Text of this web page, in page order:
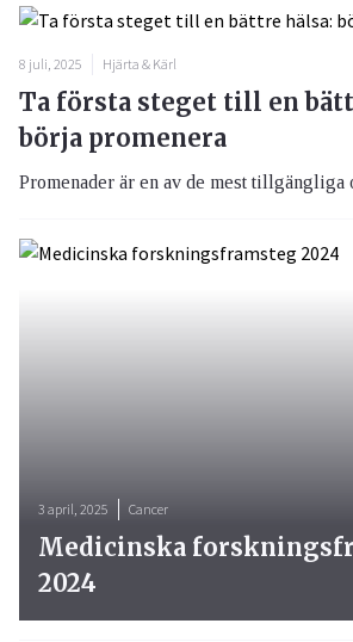
8 juli, 2025 Hjärta & Kärl
Ta första steget till en
börja promenera
Promenader är en av de mest tillgängliga
3 april, 2025 Cancer
Medicinska
2024